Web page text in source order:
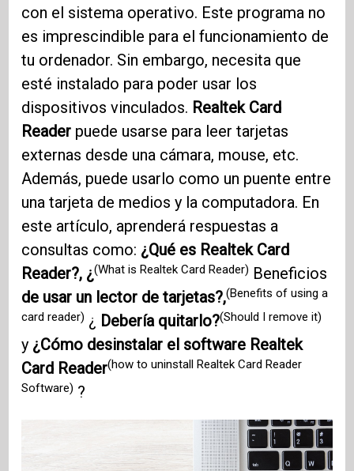
con el sistema operativo. Este programa no
es imprescindible para el funcionamiento de
tu ordenador. Sin embargo, necesita que
esté instalado para poder usar los
dispositivos vinculados. Realtek Card
Reader puede usarse para leer tarjetas
externas desde una cámara, mouse, etc.
Además, puede usarlo como un puente entre
una tarjeta de medios y la computadora. En
este artículo, aprenderá respuestas a
consultas como: ¿Qué es Realtek Card
Reader?, ¿(What is Realtek Card Reader) Beneficios
de usar un lector de tarjetas?,(Benefits of using a
card reader) ¿ Debería quitarlo?(Should I remove it)
y ¿Cómo desinstalar el software Realtek
Card Reader(how to uninstall Realtek Card Reader
Software) ?